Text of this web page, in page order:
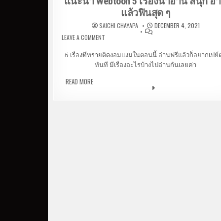
แล้วฟินสุด ๆ
SAICHI CHAYAPA
DECEMBER 4, 2021
LEAVE A COMMENT ON แนะนำ WEBTOON 5 เรื่องน่าอ่าน สนุก อ่านแ
5 เรื่องที่ทรายติดงอมแงมในตอนนี้ อ่านฟรีแล้วก็อยากเปย์
ทันที มีเรื่องอะไรบ้างไปอ่านกันเลยค่า
READ MOREแนะนำ WEBTOON 5 เรื่องน่าอ่าน สนุก อ่านแล้วฟิน